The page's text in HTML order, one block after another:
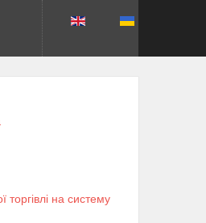
торгівлі на систему